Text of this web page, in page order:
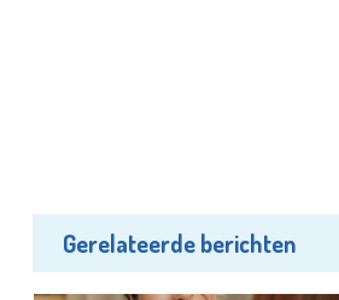
Gerelateerde berichten